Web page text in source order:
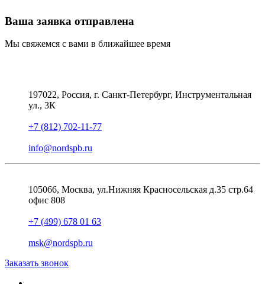
Ваша заявка отправлена
Мы свяжемся с вами в ближайшее время
197022, Россия, г. Санкт-Петербург, Инструментальная
ул., 3К
+7 (812) 702-11-77
info@nordspb.ru
105066, Москва, ул.Нижняя Красносельская д.35 стр.64
офис 808
+7 (499) 678 01 63
msk@nordspb.ru
Заказать звонок